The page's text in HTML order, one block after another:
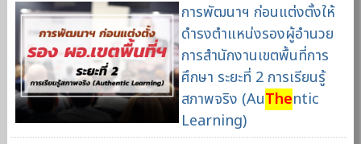
การพัฒนาฯ ก่อนแต่งตั้งให้
ดำรงตำแหน่งรองผู้อำนวย
การสำนักงานเขตพื้นที่การ
ศึกษา ระยะที่ 2 การเรียนรู้
สภาพจริง (AuThentic
Learning)